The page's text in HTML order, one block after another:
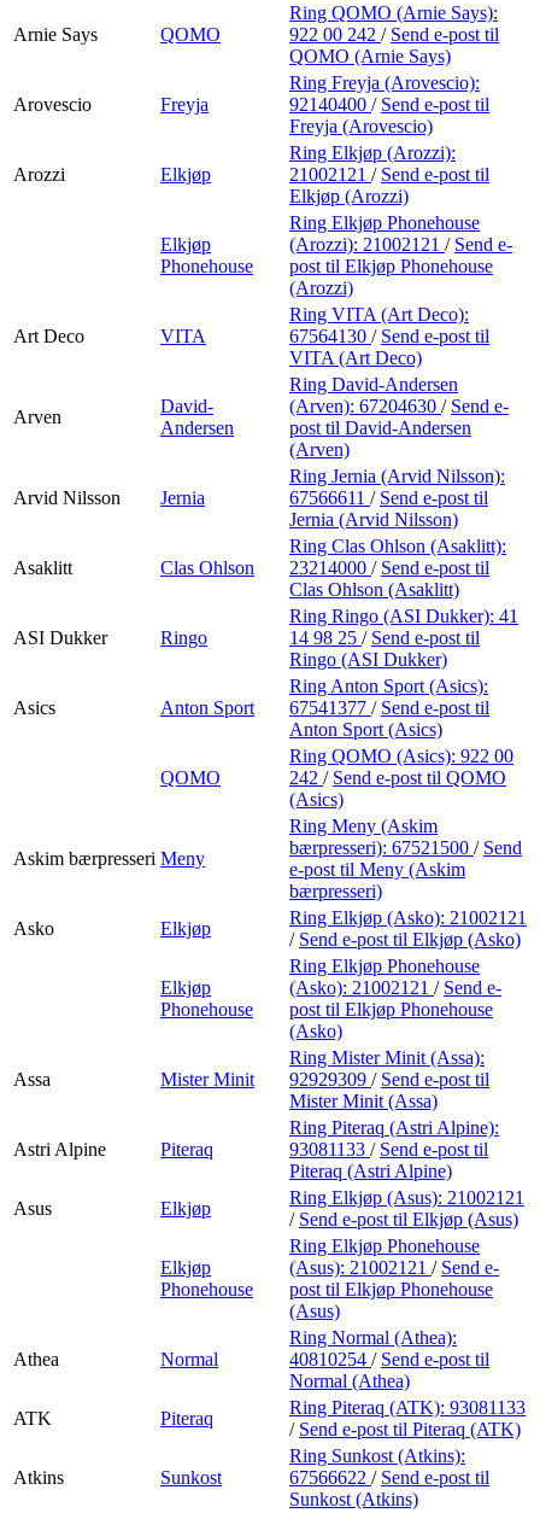
Arnie Says QOMO
Ring QOMO (Arnie Says):
922 00 242 / Send e-post til
QOMO (Arnie Says)
Arovescio Freyja
Ring Freyja (Arovescio):
92140400 / Send e-post til
Freyja (Arovescio)
Arozzi Elkjøp
Ring Elkjøp (Arozzi):
21002121 / Send e-post til
Elkjøp (Arozzi)
Elkjøp
Phonehouse
Ring Elkjøp Phonehouse
(Arozzi): 21002121 / Send e-
post til Elkjøp Phonehouse
(Arozzi)
Art Deco VITA
Ring VITA (Art Deco):
67564130 / Send e-post til
VITA (Art Deco)
Arven
David-
Andersen
Ring David-Andersen
(Arven): 67204630 / Send e-
post til David-Andersen
(Arven)
Arvid Nilsson Jernia
Ring Jernia (Arvid Nilsson):
67566611 / Send e-post til
Jernia (Arvid Nilsson)
Asaklitt Clas Ohlson
Ring Clas Ohlson (Asaklitt):
23214000 / Send e-post til
Clas Ohlson (Asaklitt)
ASI Dukker Ringo
Ring Ringo (ASI Dukker): 41
14 98 25 / Send e-post til
Ringo (ASI Dukker)
Asics Anton Sport
Ring Anton Sport (Asics):
67541377 / Send e-post til
Anton Sport (Asics)
QOMO
Ring QOMO (Asics): 922 00
242 / Send e-post til QOMO
(Asics)
Askim bærpresseri Meny
Ring Meny (Askim
bærpresseri): 67521500 / Send
e-post til Meny (Askim
bærpresseri)
Asko
Elkjøp
Ring Elkjøp (Asko): 21002121
/ Send e-post til Elkjøp (Asko)
Elkjøp
Phonehouse
Ring Elkjøp Phonehouse
(Asko): 21002121 / Send e-
post til Elkjøp Phonehouse
(Asko)
Assa Mister Minit
Ring Mister Minit (Assa):
92929309 / Send e-post til
Mister Minit (Assa)
Astri Alpine Piteraq
Ring Piteraq (Astri Alpine):
93081133 / Send e-post til
Piteraq (Astri Alpine)
Asus
Elkjøp
Ring Elkjøp (Asus): 21002121
/ Send e-post til Elkjøp (Asus)
Elkjøp
Phonehouse
Ring Elkjøp Phonehouse
(Asus): 21002121 / Send e-
post til Elkjøp Phonehouse
(Asus)
Athea Normal
Ring Normal (Athea):
40810254 / Send e-post til
Normal (Athea)
ATK
Piteraq
Ring Piteraq (ATK): 93081133
/ Send e-post til Piteraq (ATK)
Atkins Sunkost
Ring Sunkost (Atkins):
67566622 / Send e-post til
Sunkost (Atkins)